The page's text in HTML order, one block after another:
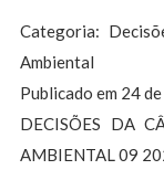
Categoria:
Ambiental
Publicado em 24
DECISÕES DA
AMBIENTAL 09